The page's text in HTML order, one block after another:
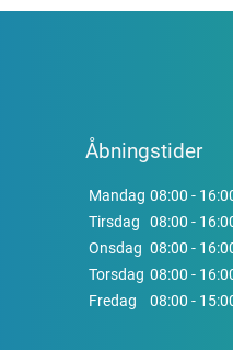
Åbningstider
Mandag 08:00 -
Tirsdag
08:00 -
Onsdag 08:00 -
Torsdag 08:00 -
Fredag
08:00 -